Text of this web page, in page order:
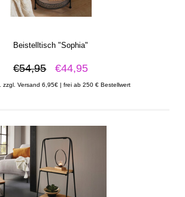
Beistelltisch "Sophia"
€54,95 €44,95
zzgl. Versand 6,95€ | frei ab 250 € Bestellwert